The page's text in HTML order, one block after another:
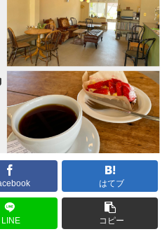
はてブ
LINE コピー